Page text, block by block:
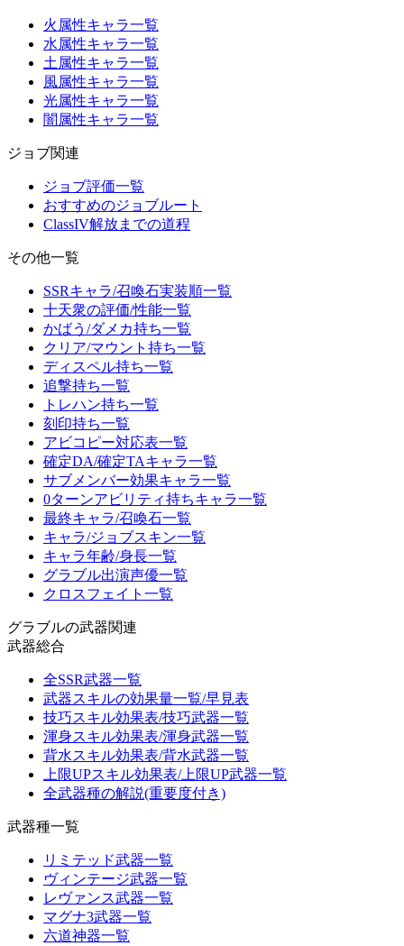
火属性キャラ一覧
水属性キャラ一覧
土属性キャラ一覧
風属性キャラ一覧
光属性キャラ一覧
闇属性キャラ一覧
ジョブ関連
ジョブ評価一覧
おすすめのジョブルート
ClassIV解放までの道程
その他一覧
SSRキャラ/召喚石実装順一覧
十天衆の評価/性能一覧
かばう/ダメカ持ち一覧
クリア/マウント持ち一覧
ディスペル持ち一覧
追撃持ち一覧
トレハン持ち一覧
刻印持ち一覧
アビコピー対応表一覧
確定DA/確定TAキャラ一覧
サブメンバー効果キャラ一覧
0ターンアビリティ持ちキャラ一覧
最終キャラ/召喚石一覧
キャラ/ジョブスキン一覧
キャラ年齢/身長一覧
グラブル出演声優一覧
クロスフェイト一覧
グラブルの武器関連
武器総合
全SSR武器一覧
武器スキルの効果量一覧/早見表
技巧スキル効果表/技巧武器一覧
渾身スキル効果表/渾身武器一覧
背水スキル効果表/背水武器一覧
上限UPスキル効果表/上限UP武器一覧
全武器種の解説(重要度付き)
武器種一覧
リミテッド武器一覧
ヴィンテージ武器一覧
レヴァンス武器一覧
マグナ3武器一覧
六道神器一覧